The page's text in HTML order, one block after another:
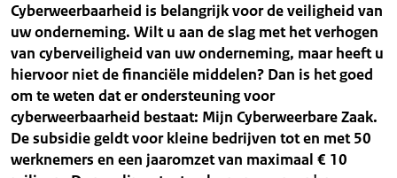
Cyberweerbaarheid is belangrijk voor de veiligheid van
uw onderneming. Wilt u aan de slag met het verhogen
van cyberveiligheid van uw onderneming, maar heeft u
hiervoor niet de financiële middelen? Dan is het goed
om te weten dat er ondersteuning voor
cyberweerbaarheid bestaat: Mijn Cyberweerbare Zaak.
De subsidie geldt voor kleine bedrijven tot en met 50
werknemers en een jaaromzet van maximaal € 10